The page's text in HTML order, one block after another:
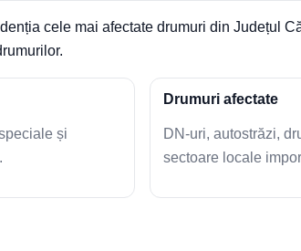
cele mai afectate drumuri din Județul
și
Drumuri afectate
DN-uri, autostrăzi,
sectoare locale